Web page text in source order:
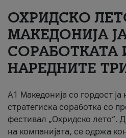
#ПодобарОнлајн
ОХРИДСКО
МАКЕДОНИЈА
СОРАБОТКАТА
НАРЕДНИТЕ
A1 Македонија со гордост
стратегиска соработка со
фестивал „Охридско лето“.
на компанијата, се одржа